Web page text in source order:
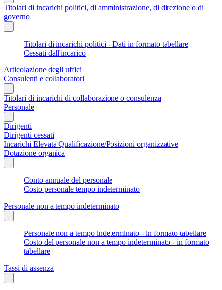
Titolari di incarichi politici, di amministrazione, di direzione o di
governo
Titolari di incarichi politici - Dati in formato tabellare
Cessati dall'incarico
Articolazione degli uffici
Consulenti e collaboratori
Titolari di incarichi di collaborazione o consulenza
Personale
Dirigenti
Dirigenti cessati
Incarichi Elevata Qualificazione/Posizioni organizzative
Dotazione organica
Conto annuale del personale
Costo personale tempo indeterminato
Personale non a tempo indeterminato
Personale non a tempo indeterminato - in formato tabellare
Costo del personale non a tempo indeterminato - in formato
tabellare
Tassi di assenza